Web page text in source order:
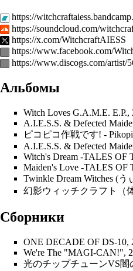
https://
https://soundcloud.com/
https://x.com/WitchcraftAIESS
https://www.facebook.com/
https://www.discogs.com/artist/
Альбомы
Witch Loves G.A.M.E. E.P.,
A.I.E.S.S. & Defected
ピコピコ作戦です! -
A.I.E.S.S. & Defected
Witch's Dream -TALES
Maiden's Love -TALES
Twinkle Dream Witches (
幻影ウィッチクラフト（
Сборники
ONE DECADE OF DS-10,
We're The "MAGI-CAN!",
光のチップチューンVS